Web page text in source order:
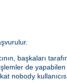
başkaları
de
nobody